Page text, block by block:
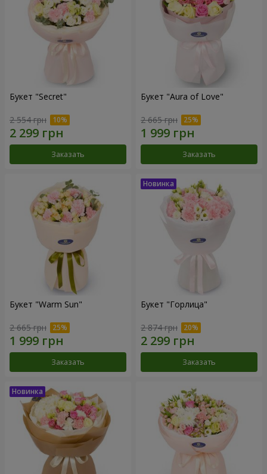
Букет "Secret"
2 554 грн
Заказать
Букет "Aura of Love"
2 665 грн
Заказать
Букет "Warm Sun"
2 665 грн
Заказать
Букет "Горлица"
2 874 грн
Заказать